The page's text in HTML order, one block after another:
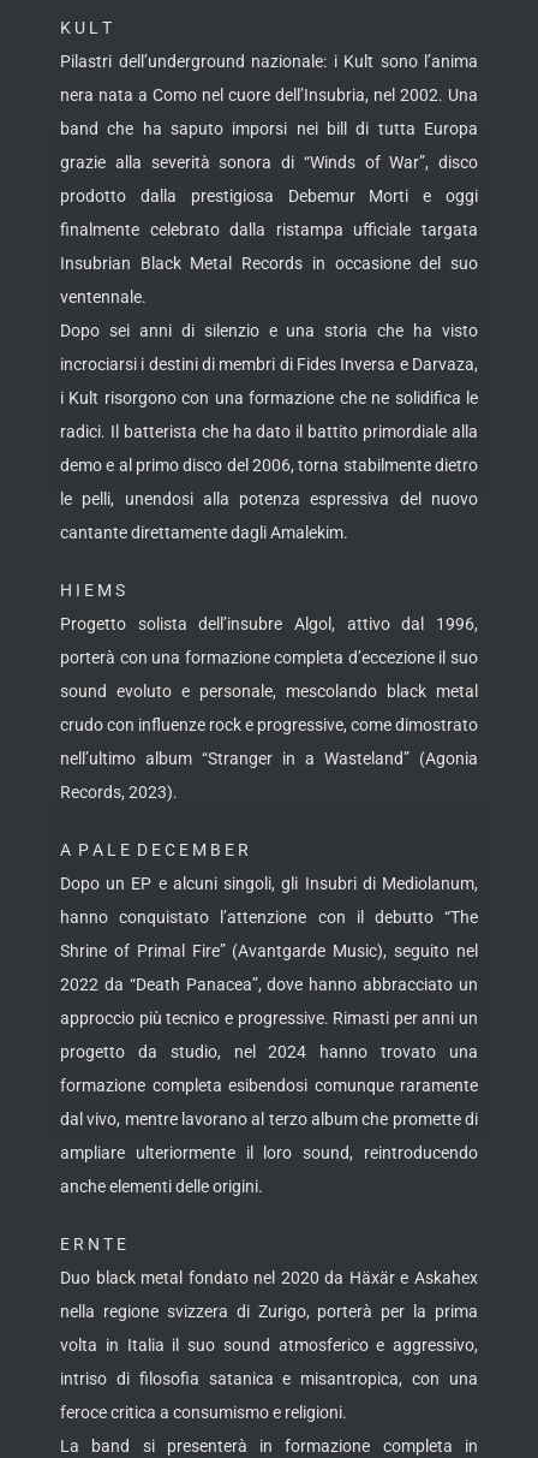
K U L T
Pilastri dell’underground nazionale: i Kult sono l’anima
nera nata a Como nel cuore dell’Insubria, nel 2002. Una
band che ha saputo imporsi nei bill di tutta Europa
grazie alla severità sonora di “Winds of War”, disco
prodotto dalla prestigiosa Debemur Morti e oggi
finalmente celebrato dalla ristampa ufficiale targata
Insubrian Black Metal Records in occasione del suo
ventennale.
Dopo sei anni di silenzio e una storia che ha visto
incrociarsi i destini di membri di Fides Inversa e Darvaza,
i Kult risorgono con una formazione che ne solidifica le
radici. Il batterista che ha dato il battito primordiale alla
demo e al primo disco del 2006, torna stabilmente dietro
le pelli, unendosi alla potenza espressiva del nuovo
cantante direttamente dagli Amalekim.
H I E M S
Progetto solista dell’insubre Algol, attivo dal 1996,
porterà con una formazione completa d’eccezione il suo
sound evoluto e personale, mescolando black metal
crudo con influenze rock e progressive, come dimostrato
nell’ultimo album “Stranger in a Wasteland” (Agonia
Records, 2023).
A P A L E D E C E M B E R
Dopo un EP e alcuni singoli, gli Insubri di Mediolanum,
hanno conquistato l’attenzione con il debutto “The
Shrine of Primal Fire” (Avantgarde Music), seguito nel
2022 da “Death Panacea”, dove hanno abbracciato un
approccio più tecnico e progressive. Rimasti per anni un
progetto da studio, nel 2024 hanno trovato una
formazione completa esibendosi comunque raramente
dal vivo, mentre lavorano al terzo album che promette di
ampliare ulteriormente il loro sound, reintroducendo
anche elementi delle origini.
E R N T E
Duo black metal fondato nel 2020 da Häxär e Askahex
nella regione svizzera di Zurigo, porterà per la prima
volta in Italia il suo sound atmosferico e aggressivo,
intriso di filosofia satanica e misantropica, con una
feroce critica a consumismo e religioni.
La band si presenterà in formazione completa in